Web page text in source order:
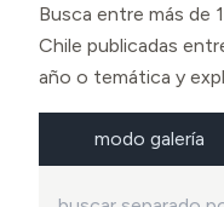
Busca entre más de
Chile publicadas
año o temática y
modo galería